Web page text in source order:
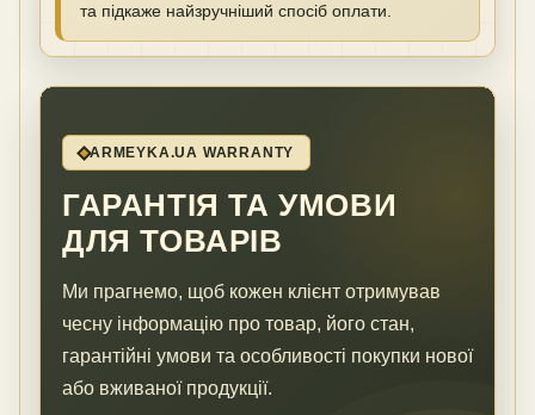
та підкаже найзручніший спосіб оплати.
ARMEYKA.UA WARRANTY
ГАРАНТІЯ ТА УМОВИ
ДЛЯ ТОВАРІВ
Ми прагнемо, щоб кожен клієнт отримував
чесну інформацію про товар, його стан,
гарантійні умови та особливості покупки нової
або вживаної продукції.